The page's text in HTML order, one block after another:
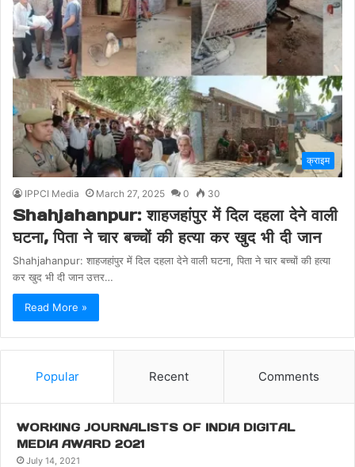
क्राइम
IPPCI Media March 27, 2025 0 30
Shahjahanpur: शाहजहांपुर में दिल दहला देने वाली
घटना, पिता ने चार बच्चों की हत्या कर खुद भी दी जान
Shahjahanpur: शाहजहांपुर में दिल दहला देने वाली घटना, पिता ने चार बच्चों की हत्या
कर खुद भी दी जान उत्तर…
Read More »
Popular Recent Comments
WORKING JOURNALISTS OF INDIA DIGITAL
MEDIA AWARD 2021
July 14, 2021